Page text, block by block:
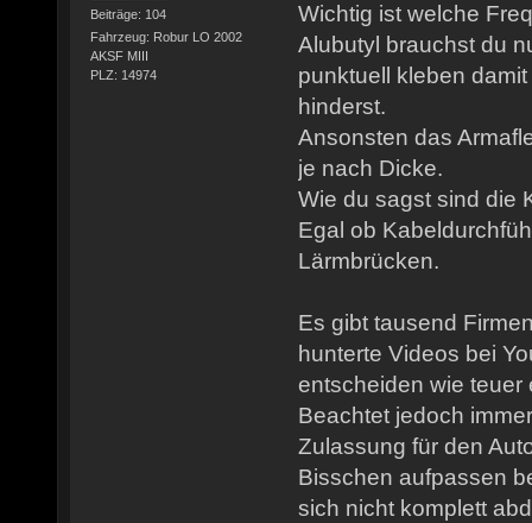
Beiträge: 104
Fahrzeug: Robur LO 2002
AKSF MIII
PLZ: 14974
Wichtig ist welche
Alubutyl brauchst du
punktuell kleben
hinderst.
Ansonsten das
je nach Dicke.
Wie du sagst sind die
Egal ob
Lärmbrücken.
Es gibt tausend
hunterte Videos bei
entscheiden wie teuer
Beachtet jedoch
Zulassung für den
Bisschen aufpassen
sich nicht komplett